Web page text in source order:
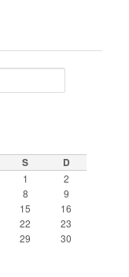
S D
1
2
8
9
15
16
22
23
29
30